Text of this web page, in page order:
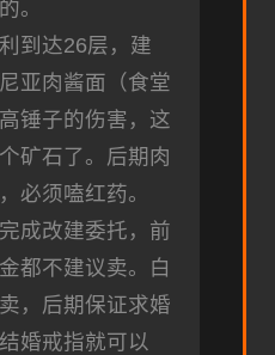
。
到达26层，建
亚肉酱面（食堂
锤子的伤害，这
矿石了。后期肉
必须嗑红药。
成改建委托，前
都不建议卖。白
，后期保证求婚
婚戒指就可以